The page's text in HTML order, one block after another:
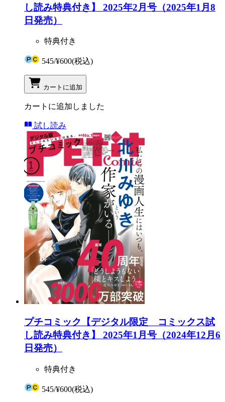
し読み特典付き】 2025年2月号（2025年1月8
日発売）
特典付き
545/¥600(税込)
カートに追加
カートに追加しました
試し読み
プチコミック【デジタル限定 コミックス試
し読み特典付き】 2025年1月号（2024年12月6
日発売）
特典付き
545/¥600(税込)